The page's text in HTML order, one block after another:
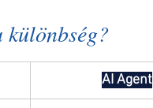
különbség?
AI Agent